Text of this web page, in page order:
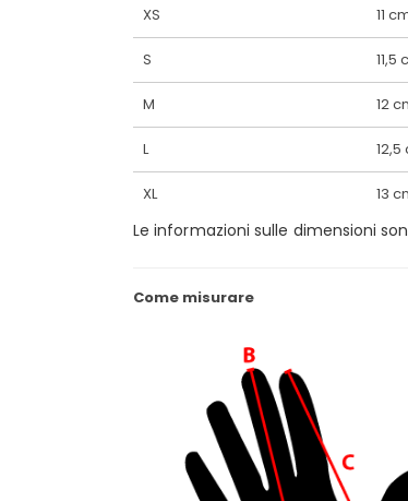
XS 11
S 11,5
M 12
L 12,5
XL 13
Le informazioni sulle dimensioni
Come misurare